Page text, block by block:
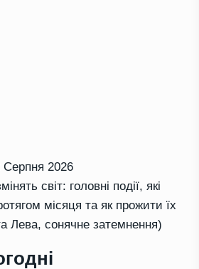
Серпня 2026
світ: головні події, які
місяця та як прожити їх
Лева, сонячне затемнення)